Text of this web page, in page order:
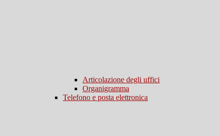
Articolazione degli uffici
Organigramma
Telefono e posta elettronica